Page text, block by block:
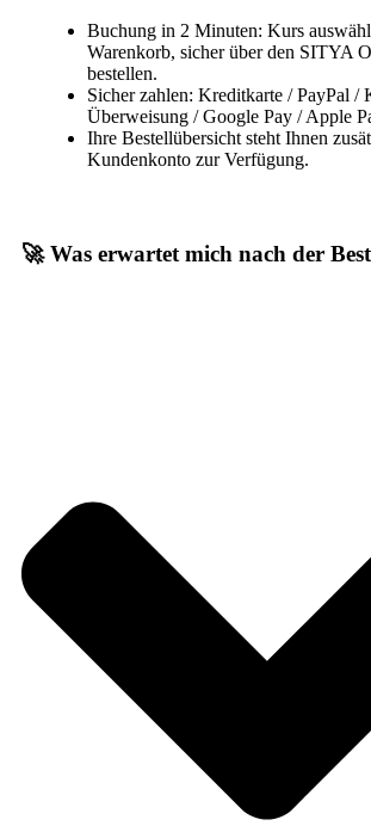
Buchung in 2 Minuten: Kurs
Warenkorb, sicher über den SITYA
bestellen.
Sicher zahlen: Kreditkarte / PayPal /
Überweisung / Google Pay / Apple
Ihre Bestellübersicht steht Ihnen
Kundenkonto zur Verfügung.
🚀 Was erwartet mich nach der